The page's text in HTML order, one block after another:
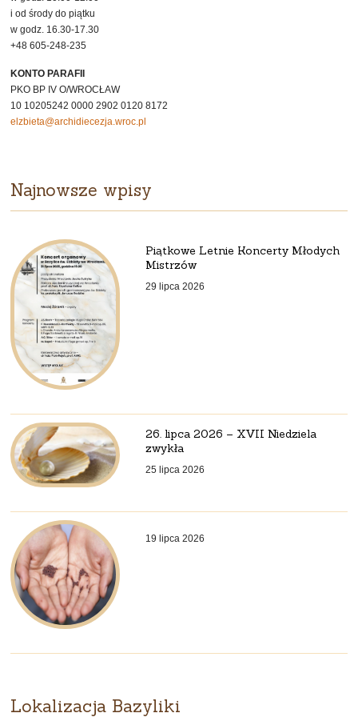
i od środy do piątku
w godz. 16.30-17.30
+48 605-248-235
KONTO PARAFII
PKO BP IV O/WROCŁAW
10 10205242 0000 2902 0120 8172
elzbieta@archidiecezja.wroc.pl
Najnowsze wpisy
Piątkowe Letnie Koncerty Młodych
Mistrzów
29 lipca 2026
26. lipca 2026 – XVII Niedziela
zwykła
25 lipca 2026
19 lipca 2026
Lokalizacja Bazyliki